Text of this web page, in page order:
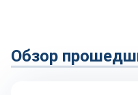
Обзор
Технологии